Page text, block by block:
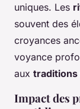
uniques. Les
souvent des
croyances
voyance
aux traditions
Impact des